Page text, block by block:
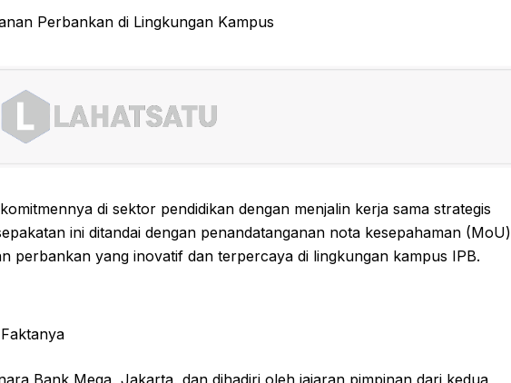
di sektor pendidikan dengan menjalin kerja sama strategis
ini ditandai dengan penandatanganan nota kesepahaman (MoU)
perbankan yang inovatif dan terpercaya di lingkungan kampus IPB.